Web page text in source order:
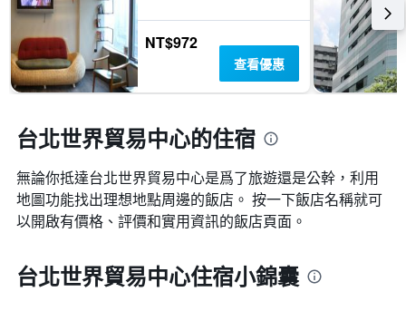
NT$972
查看優惠
台北世界貿易中心的住宿
無論你抵達台北世界貿易中心​是爲了旅遊還是公幹，利用
地圖功能找出理想地點周邊的飯店。 按一下飯店名稱就可
以開啟有價格、評價和實用資訊的飯店頁面。
台北世界貿易中心住宿小錦囊